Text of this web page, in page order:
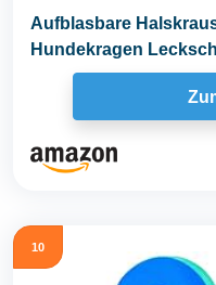
Aufblasbare
Hundekragen
Hundehalskrause
10